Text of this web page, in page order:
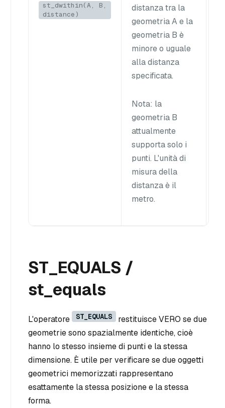
st_dwithin(A, B,
distance)
distanza tra la
geometria A e la
geometria B è
minore o uguale
alla distanza
specificata.
Nota: la
geometria B
attualmente
supporta solo i
punti. L'unità di
misura della
distanza è il
metro.
ST_EQUALS /
st_equals
L'operatore ST_EQUALS
restituisce VERO se due
geometrie sono spazialmente identiche, cioè
hanno lo stesso insieme di punti e la stessa
dimensione. È utile per verificare se due oggetti
geometrici memorizzati rappresentano
esattamente la stessa posizione e la stessa
forma.